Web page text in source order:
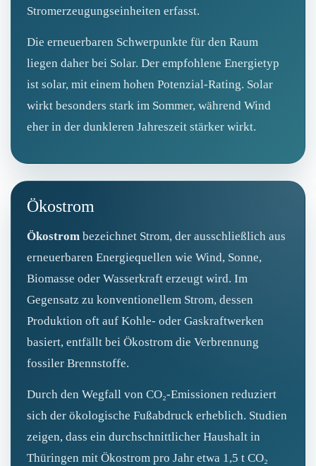
Stromerzeugungseinheiten erfasst.
Die erneuerbaren Schwerpunkte für den Raum
liegen daher bei Solar. Der empfohlene Energietyp
ist solar, mit einem hohen Potenzial‑Rating. Solar
wirkt besonders stark im Sommer, während Wind
eher in der dunkleren Jahreszeit stärker wirkt.
Ökostrom
Ökostrom bezeichnet Strom, der ausschließlich aus
erneuerbaren Energiequellen wie Wind, Sonne,
Biomasse oder Wasserkraft erzeugt wird. Im
Gegensatz zu konventionellem Strom, dessen
Produktion oft auf Kohle- oder Gaskraftwerken
basiert, entfällt bei Ökostrom die Verbrennung
fossiler Brennstoffe.
Durch den Wegfall von CO₂‑Emissionen reduziert
sich der ökologische Fußabdruck erheblich. Studien
zeigen, dass ein durchschnittlicher Haushalt in
Thüringen mit Ökostrom pro Jahr etwa 1,5 t CO₂